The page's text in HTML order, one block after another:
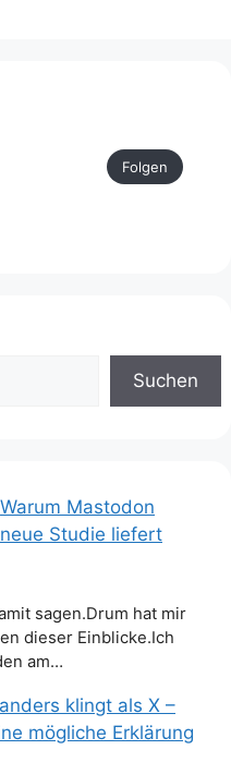
Folgen
Suchen
Warum Mastodon
Studie liefert
sagen.Drum hat mir
dieser Einblicke.Ich
am…
klingt als X –
mögliche Erklärung